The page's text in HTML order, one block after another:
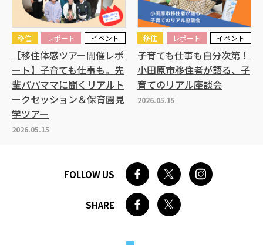
2026.05.15
移住 レポート イベント
【移住体感ツアー開催レポ
ート】子育ても仕事も。先
輩パパママに聞くリアルト
ークセッション＆保育園見
学ツアー
2026.05.15
移住 レポート イベント
子育ても仕事も自分次第！
小田原市移住者が語る、子
育てのリアル座談会
FOLLOW US
SHARE